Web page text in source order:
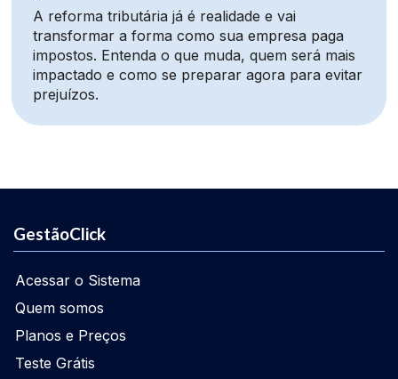
A reforma tributária já é realidade e vai
transformar a forma como sua empresa paga
impostos. Entenda o que muda, quem será mais
impactado e como se preparar agora para evitar
prejuízos.
GestãoClick
Acessar o Sistema
Quem somos
Planos e Preços
Teste Grátis